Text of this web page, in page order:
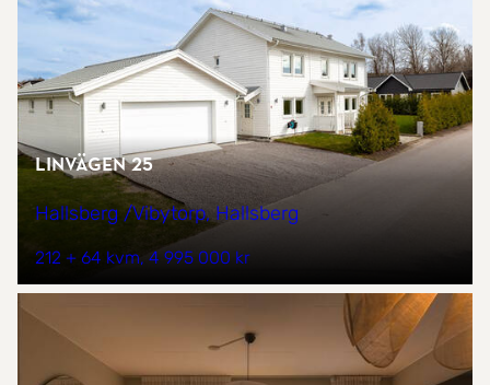
Linvägen 25
Hallsberg /Vibytorp, Hallsberg
212 + 64 kvm 4 995 000 kr